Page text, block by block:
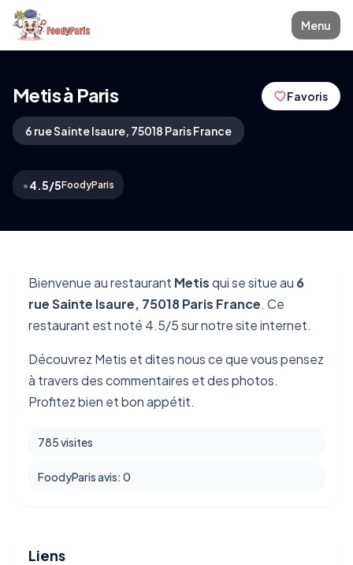
Menu
Metis à Paris
6 rue Sainte Isaure, 75018 Paris France
•4.5/5FoodyParis
Favoris
Bienvenue au restaurant Metisqui se situe au 6
rue Sainte Isaure, 75018 Paris France. Ce
restaurant est noté 4.5/5 sur notre site internet.
Découvrez Metis et dites nous ce que vous pensez
à travers des commentaires et des photos.
Profitez bien et bon appétit.
785 visites
FoodyParis avis: 0
Liens